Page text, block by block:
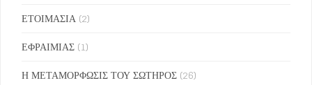
ΕΤΟΙΜΑΣΙΑ (2)
ΕΦΡΑΙΜΙΑΣ (1)
Η ΜΕΤΑΜΟΡΦΩΣΙΣ ΤΟΥ ΣΩΤΗΡΟΣ (26)